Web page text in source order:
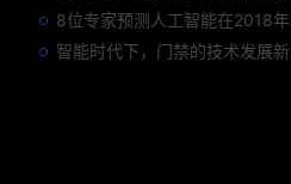
8位专家预测人工智能在2018年对我们的影响
智能时代下，门禁的技术发展新趋势